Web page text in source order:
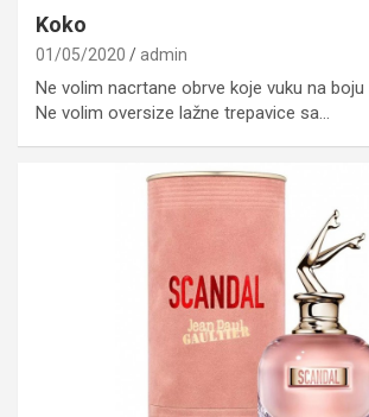
Koko
01/05/2020 admin
Ne volim nacrtane obrve koje vuku na
Ne volim oversize lažne trepavice sa…